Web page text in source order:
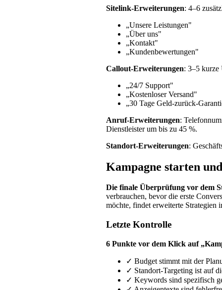
Sitelink-Erweiterungen: 4–6
„Unsere Leistungen"
„Über uns"
„Kontakt"
„Kundenbewertungen"
Callout-Erweiterungen: 3–5 kurze
„24/7 Support"
„Kostenloser Versand"
„30 Tage Geld-zurück-
Anruf-Erweiterungen:
Dienstleister um bis zu 45 %.
Standort-Erweiterungen:
Kampagne starten
Die finale Überprüfung vor dem
verbrauchen, bevor die erste
möchte, findet erweiterte Strategien
Letzte Kontrolle
6 Punkte vor dem Klick auf
✓ Budget stimmt mit der
✓ Standort-Targeting ist auf
✓ Keywords sind spezifisch